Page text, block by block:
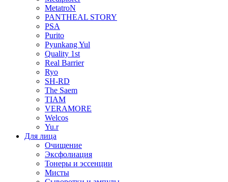
MetatroN
PANTHEAL STORY
PSA
Purito
Pyunkang Yul
Quality 1st
Real Barrier
Ryo
SH-RD
The Saem
TIAM
VERAMORE
Welcos
Yu.r
Для лица
Очищение
Эксфолиация
Тонеры и эссенции
Мисты